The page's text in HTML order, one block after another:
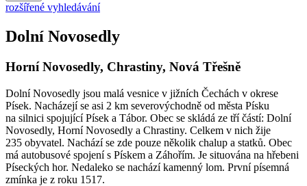
rozšířené vyhledávání
Dolní Novosedly
Horní Novosedly, Chrastiny, Nová Třešně
Dolní Novosedly jsou malá vesnice v jižních Čechách v okrese
Písek. Nacházejí se asi 2 km severovýchodně od města Písku
na silnici spojující Písek a Tábor. Obec se skládá ze tří částí: Dolní
Novosedly, Horní Novosedly a Chrastiny. Celkem v nich žije
235 obyvatel. Nachází se zde pouze několik chalup a statků. Obec
má autobusové spojení s Pískem a Záhořím. Je situována na hřebeni
Píseckých hor. Nedaleko se nachází kamenný lom. První písemná
zmínka je z roku 1517.